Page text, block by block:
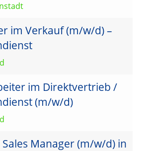
im Verkauf (m/w/d) –
im Direktvertrieb /
(m/w/d)
Sales Manager (m/w/d) in